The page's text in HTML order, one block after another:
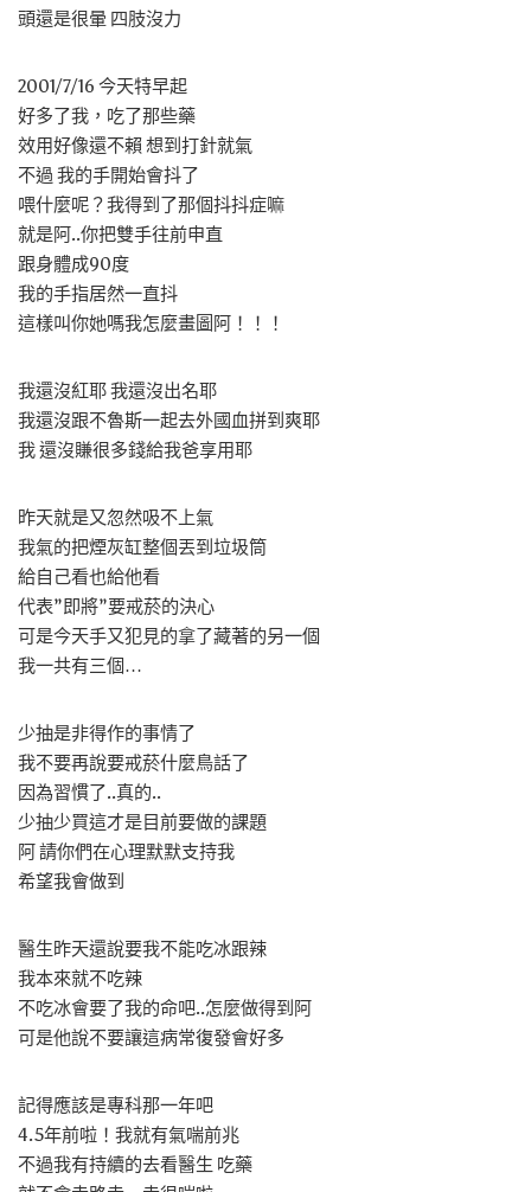
頭還是很暈 四肢沒力
2001/7/16 今天特早起
好多了我，吃了那些藥
效用好像還不賴 想到打針就氣
不過 我的手開始會抖了
喂什麼呢？我得到了那個抖抖症嘛
就是阿..你把雙手往前申直
跟身體成90度
我的手指居然一直抖
這樣叫你她嗎我怎麼畫圖阿！！！
我還沒紅耶 我還沒出名耶
我還沒跟不魯斯一起去外國血拼到爽耶
我 還沒賺很多錢給我爸享用耶
昨天就是又忽然吸不上氣
我氣的把煙灰缸整個丟到垃圾筒
給自己看也給他看
代表”即將”要戒菸的決心
可是今天手又犯見的拿了藏著的另一個
我一共有三個…
少抽是非得作的事情了
我不要再說要戒菸什麼鳥話了
因為習慣了..真的..
少抽少買這才是目前要做的課題
阿 請你們在心理默默支持我
希望我會做到
醫生昨天還說要我不能吃冰跟辣
我本來就不吃辣
不吃冰會要了我的命吧..怎麼做得到阿
可是他說不要讓這病常復發會好多
記得應該是專科那一年吧
4.5年前啦！我就有氣喘前兆
不過我有持續的去看醫生 吃藥